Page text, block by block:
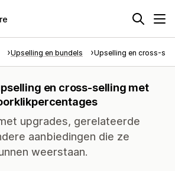
Upselling en bundels Upselling en cross-
en cross-selling met
upgrades, gerelateerde
aanbiedingen die ze
weerstaan.